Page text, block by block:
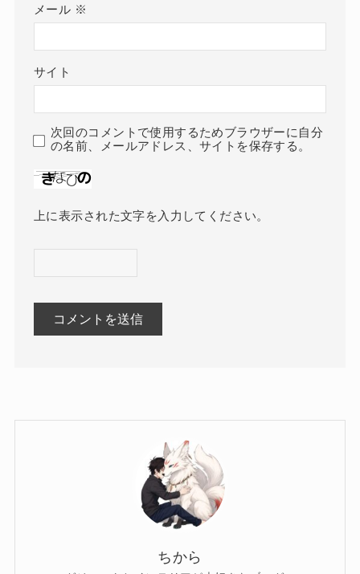
メール ※
サイト
次回のコメントで使用するためブラウザーに自分
の名前、メールアドレス、サイトを保存する。
上に表示された文字を入力してください。
ちから